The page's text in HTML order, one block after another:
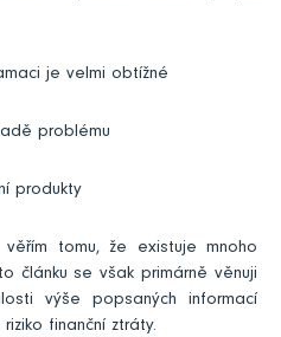
je velmi obtížné
problému
produkty
tomu, že existuje mnoho
článku se však primárně věnuji
výše popsaných informací
finanční ztráty.